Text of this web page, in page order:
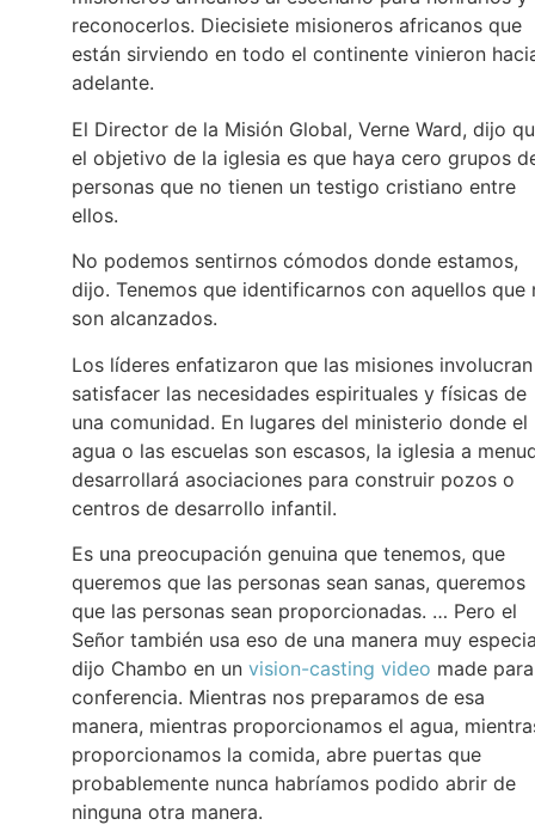
reconocerlos. Diecisiete misioneros africanos que
están sirviendo en todo el continente vinieron
adelante.
El Director de la Misión Global, Verne Ward, dijo
el objetivo de la iglesia es que haya cero grupos
personas que no tienen un testigo cristiano entre
ellos.
No podemos sentirnos cómodos donde estamos,
dijo. Tenemos que identificarnos con aquellos que
son alcanzados.
Los líderes enfatizaron que las misiones involucran
satisfacer las necesidades espirituales y físicas de
una comunidad. En lugares del ministerio donde el
agua o las escuelas son escasos, la iglesia a
desarrollará asociaciones para construir pozos o
centros de desarrollo infantil.
Es una preocupación genuina que tenemos, que
queremos que las personas sean sanas, queremos
que las personas sean proporcionadas. … Pero el
Señor también usa eso de una manera muy
dijo Chambo en un vision-casting video made
conferencia. Mientras nos preparamos de esa
manera, mientras proporcionamos el agua,
proporcionamos la comida, abre puertas que
probablemente nunca habríamos podido abrir de
ninguna otra manera.